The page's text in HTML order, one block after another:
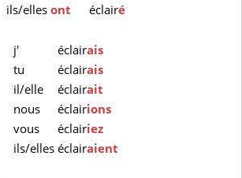
ils/elles ont éclairé
j'
éclairais
tu
éclairais
il/elle
éclairait
nous
éclairions
vous
éclairiez
ils/elles éclairaient